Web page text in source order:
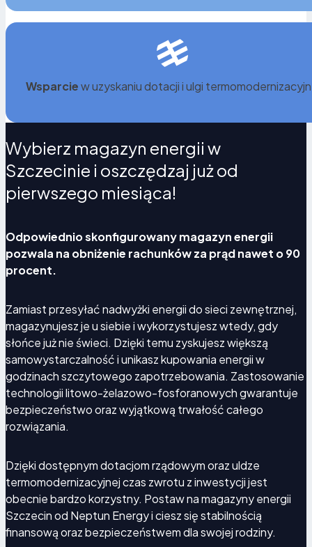
Przygotowanie domu na przyszłe potrzeby
energetyczne
Rosnące zapotrzebowanie na prąd (pompy ciepła,
auta elektryczne, klimatyzacja) sprawia, że magazyn
energii staje się fundamentem nowoczesnego,
infrastruktury, który podnosi wartość nieruchomości i
stabilizuje pracę instalacji PV.
Wsparciew uzyskaniu dotacji i ulgi
Wybierz magazyn energii w
Szczecinie i oszczędzaj już od
pierwszego miesiąca!
Odpowiednio skonfigurowany magazyn energii
pozwala na obniżenie rachunków za prąd nawet o 90
procent.
Zamiast przesyłać nadwyżki energii do sieci zewnętrznej,
magazynujesz je u siebie i wykorzystujesz wtedy, gdy
słońce już nie świeci. Dzięki temu zyskujesz większą
samowystarczalność i unikasz kupowania energii w
godzinach szczytowego zapotrzebowania. Zastosowanie
technologii litowo-żelazowo-fosforanowych gwarantuje
bezpieczeństwo oraz wyjątkową trwałość całego
rozwiązania.
Dzięki dostępnym dotacjom rządowym oraz uldze
termomodernizacyjnej czas zwrotu z inwestycji jest
obecnie bardzo korzystny. Postaw na magazyny energii
Szczecin od Neptun Energy i ciesz się stabilnością
finansową oraz bezpieczeństwem dla swojej rodziny.